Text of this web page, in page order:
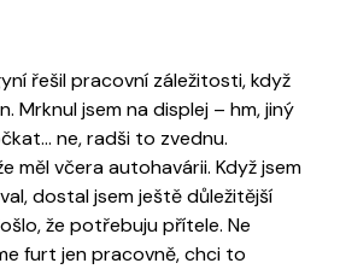
řešil pracovní záležitosti, když
Mrknul jsem na displej – hm, jiný
ne, radši to zvednu.
měl včera autohavárii. Když jsem
dostal jsem ještě důležitější
že potřebuju přítele. Ne
furt jen pracovně, chci to